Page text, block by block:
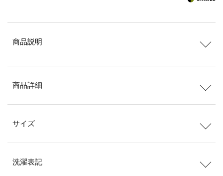
商品説明
商品詳細
サイズ
洗濯表記